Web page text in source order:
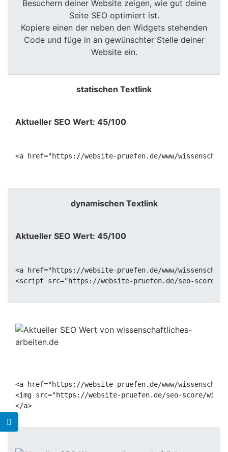
Besuchern deiner Website zeigen, wie gut deine
Seite SEO optimiert ist.
Kopiere einen der neben den Widgets stehenden
Code und füge in an gewünschter Stelle deiner
Website ein.
statischen Textlink
Aktueller SEO Wert: 45/100
<a href="https://website-pruefen.de/www/
dynamischen Textlink
Aktueller SEO Wert: 45/100
<a href="https://website-pruefen.de/www/
<a href="https://website-pruefen.de/www/
<img src="https://website-pruefen.de/seo-score/